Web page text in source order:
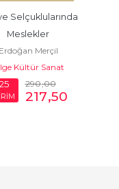
Selçuklularında
Meslekler
Erdoğan Merçil
Kültür Sanat
290,00
217,50